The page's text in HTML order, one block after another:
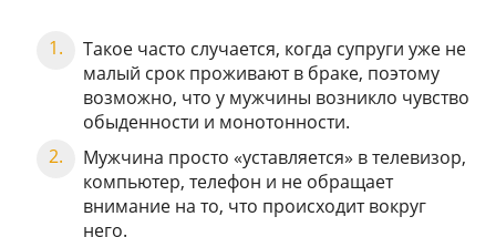
Такое часто случается, когда супруги уже не
малый срок проживают в браке, поэтому
возможно, что у мужчины возникло чувство
обыденности и монотонности.
Мужчина просто «уставляется» в телевизор,
компьютер, телефон и не обращает
внимание на то, что происходит вокруг
него.